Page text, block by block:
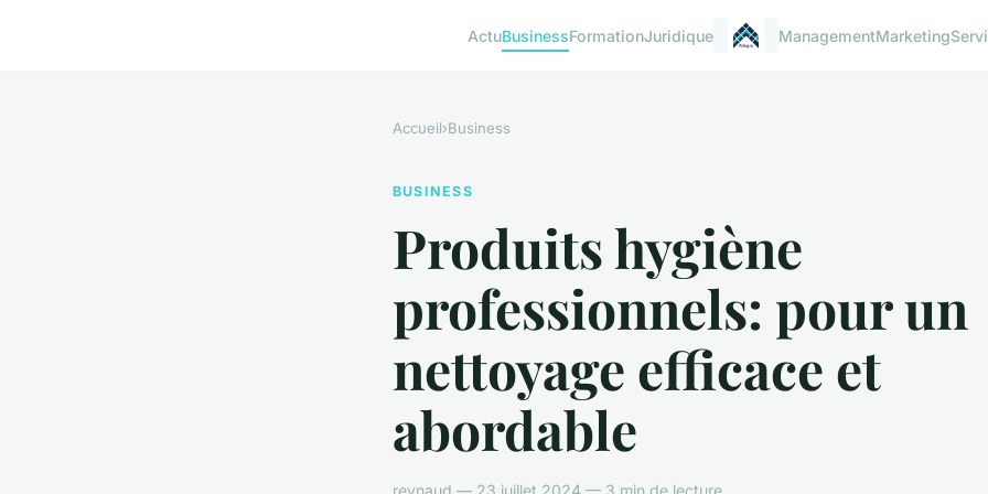
ActuBusinessFormationJuridique ManagementMarketing
Accueil›Business
BUSINESS
Produits hygiène
professionnels: pour un
nettoyage efficace et
abordable
reynaud — 23 juillet 2024 — 3 min de lecture